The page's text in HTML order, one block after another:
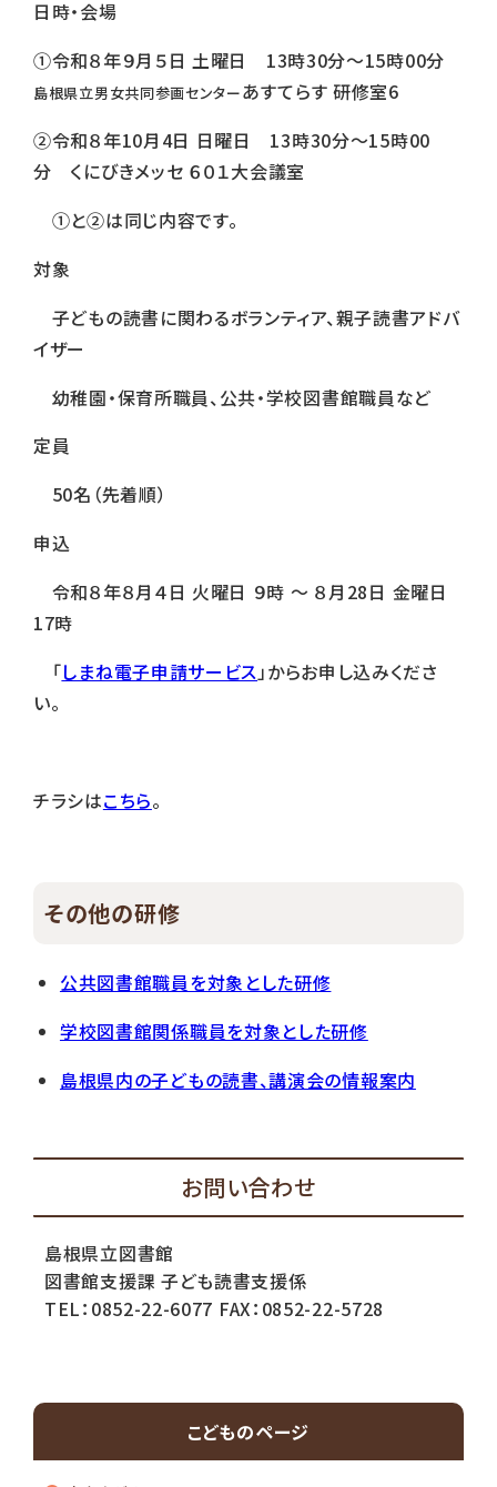
日時・会場
①令和８年９月５日 土曜日 13時30分～15時00分
島根県立男女共同参画センターあすてらす 研修室6
②令和８年10月4日 日曜日 13時30分～15時00
分 くにびきメッセ ６０１大会議室
①と②は同じ内容です。
対象
子どもの読書に関わるボランティア、親子読書アドバ
イザー
幼稚園・保育所職員、公共・学校図書館職員など
定員
50名（先着順）
申込
令和８年８月４日 火曜日 ９時 ～ ８月28日 金曜日
17時
「しまね電子申請サービス」からお申し込みくださ
い。
チラシはこちら。
その他の研修
公共図書館職員を対象とした研修
学校図書館関係職員を対象とした研修
島根県内の子どもの読書、講演会の情報案内
お問い合わせ
島根県立図書館
図書館支援課 子ども読書支援係
TEL：0852-22-6077 FAX：0852-22-5728
こどものページ